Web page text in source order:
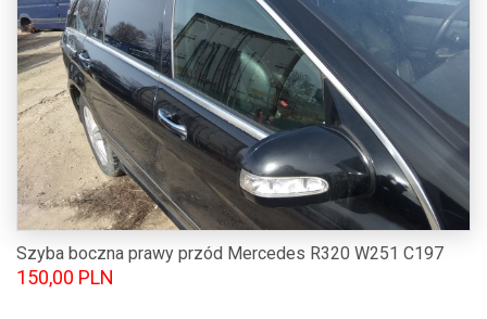
Szyba boczna prawy przód Mercedes R320 W251 C197
150,00 PLN